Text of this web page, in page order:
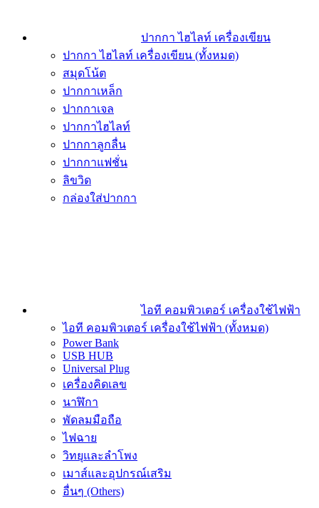
ปากกา ไฮไลท์ เครื่องเขียน
ปากกา ไฮไลท์ เครื่องเขียน (ทั้งหมด)
สมุดโน้ต
ปากกาเหล็ก
ปากกาเจล
ปากกาไฮไลท์
ปากกาลูกลื่น
ปากกาแฟชั่น
ลิขวิด
กล่องใส่ปากกา
ไอที คอมพิวเตอร์ เครื่องใช้ไฟฟ้า
ไอที คอมพิวเตอร์ เครื่องใช้ไฟฟ้า (ทั้งหมด)
Power Bank
USB HUB
Universal Plug
เครื่องคิดเลข
นาฬิกา
พัดลมมือถือ
ไฟฉาย
วิทยุและลำโพง
เมาส์และอุปกรณ์เสริม
อื่นๆ (Others)